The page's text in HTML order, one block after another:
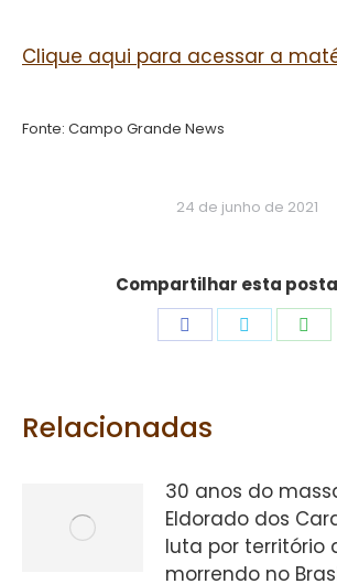
Clique aqui para acessar a
Fonte: Campo Grande News
24 de junho de 2021
Compartilhar esta
Relacionadas
30 anos do
Eldorado dos
luta por território
morrendo no